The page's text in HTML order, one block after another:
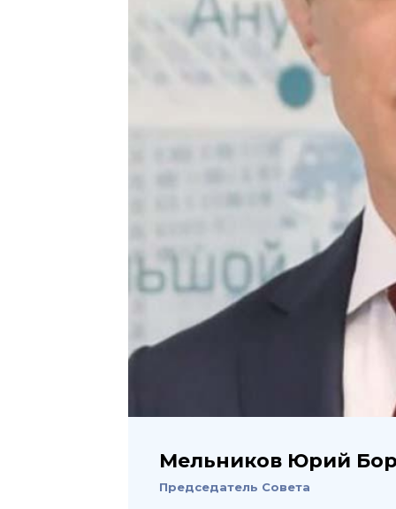
Мельников Юрий
Председатель Совета